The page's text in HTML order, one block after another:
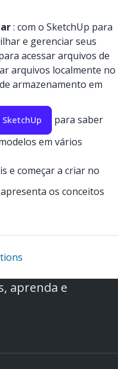
: com o SketchUp para
e gerenciar seus
acessar arquivos de
arquivos localmente no
armazenamento em
para saber
em vários
e começar a criar no
apresenta os conceitos
aprenda e